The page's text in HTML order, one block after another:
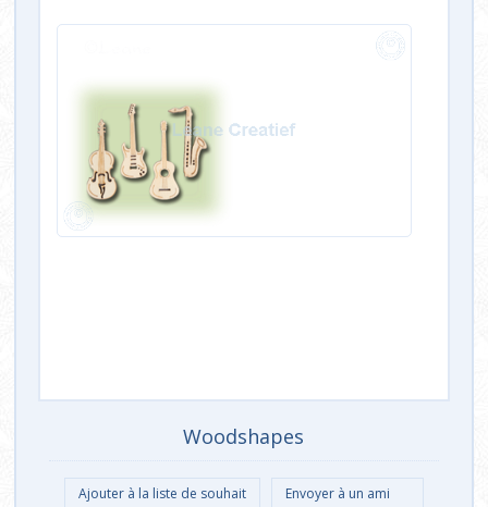
Woodshapes